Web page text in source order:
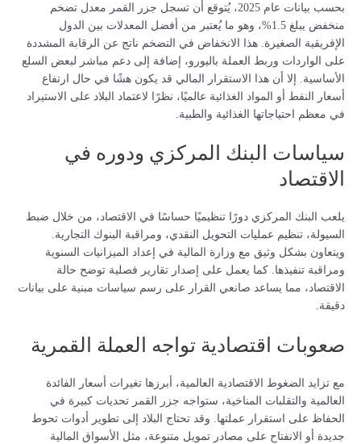
بحسب بيانات عام 2025، يُتوقع أن تسجل جزر القمر معدل تضخم
منخفض يبلغ 1.5%، وهو ما يُعتبر من أفضل المعدلات بين الدول
الإفريقية الصغيرة. هذا الانخفاض في التضخم ناتج عن الرقابة المشددة
على الواردات وربط العملة باليورو، إضافة إلى دعم مباشر لبعض السلع
الأساسية. إلا أن هذا الاستقرار المالي قد يكون هشًا في حال ارتفاع
أسعار النفط أو المواد الغذائية عالميًا، نظرًا لاعتماد البلاد على الاستيراد
في معظم احتياجاتها الغذائية والطبية.
سياسات البنك المركزي ودوره في
الاقتصاد
يلعب البنك المركزي دورًا تنظيميًا حساسًا في الاقتصاد، من خلال ضبط
السيولة، تنظيم عمليات التحويل النقدي، ومراقبة البنوك التجارية.
ويتعاون بشكل وثيق مع وزارة المالية في إعداد الميزانيات السنوية
ومراقبة تنفيذها. كما يعمل على إصدار تقارير فصلية توضح حالة
الاقتصاد، مما يساعد صانعي القرار على رسم سياسات مبنية على بيانات
دقيقة.
صعوبات اقتصادية تواجه العملة القمرية
مع تزايد الضغوط الاقتصادية العالمية، أبرزها تغيرات أسعار الفائدة
العالمية والتقلبات المناخية، ستواجه جزر القمر تحديات كبيرة في
الحفاظ على استقرار عملتها. وقد تحتاج البلاد إلى تطوير أدوات تحوط
جديدة أو الانفتاح على مصادر تمويل متنوعة، مثل الأسواق المالية